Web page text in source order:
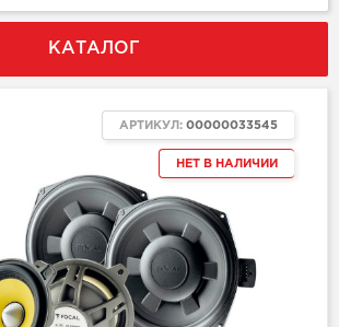
КАТАЛОГ
НЕТ В НАЛИЧИИ
АРТИКУЛ: 00000033545